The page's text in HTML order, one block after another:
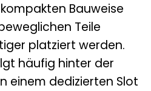
Bauweise
Teile
platziert werden.
häufig hinter der
einem dedizierten Slot